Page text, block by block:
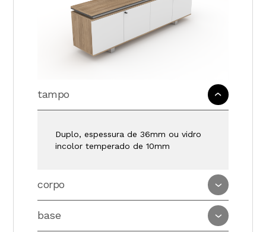
tampo
Duplo, espessura de 36mm ou vidro
incolor temperado de 10mm
corpo
base